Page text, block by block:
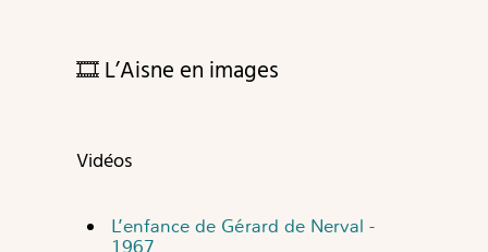
🎞️ L’Aisne en images
Vidéos
L’enfance de Gérard de Nerval -
1967